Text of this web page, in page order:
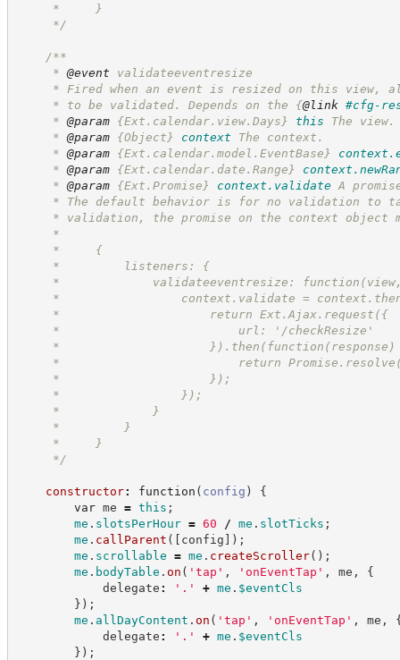
*     }
*/
/**
* @event validateeventresize
* Fired when an event is resized on this view,
* to be validated. Depends on the {@link #cfg-
* @param {Ext.calendar.view.Days} this
The view.
* @param {Object} context
The context.
* @param {Ext.calendar.model.EventBase}
* @param {Ext.calendar.date.Range}
* @param {Ext.Promise} context.validate A
* The default behavior is for no validation to
* validation, the promise on the context object
*
*     {
*         listeners: {
*             validateeventresize:
*                 context.validate =
*                     return Ext.Ajax.request({
*                         url: '/checkResize'
*                     }).then(function(response)
*                         return
*                     });
*                 });
*             }
*         }
*     }
*/
constructor: function ( config )
{
var me = this ;
me . slotsPerHour = 60 / me . slotTicks ;
me . callParent ( [ config ] ) ;
me . scrollable = me . createScroller( ) ;
me . bodyTable . on ( ' tap ' , ' onEventTap ' , me ,
{
delegate : ' . ' + me . $eventCls
} ) ;
me . allDayContent . on ( ' tap ' , ' onEventTap ' , me ,
delegate : ' . ' + me . $eventCls
} ) ;